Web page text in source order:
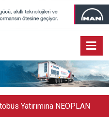
Büyük SUV Modeli Oldu